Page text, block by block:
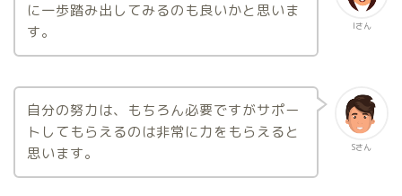
Iさん
に一歩踏み出してみるのも良いかと思いま
す。
Sさん
自分の努力は、もちろん必要ですがサポー
トしてもらえるのは非常に力をもらえると
思います。